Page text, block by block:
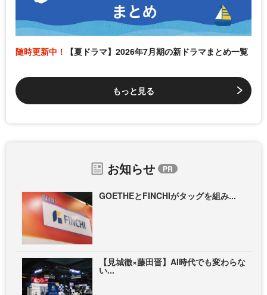
随時更新中！ 【夏ドラマ】2026年7月期の新ドラマまとめ一覧
もっと見る
お知らせ
GOETHEとFINCHIがタッグを組み...
【見城徹×藤田晋】AI時代でも変わらな
い...